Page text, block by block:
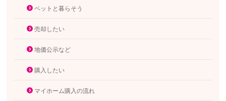
ペットと暮らそう
売却したい
地価公示など
購入したい
マイホーム購入の流れ